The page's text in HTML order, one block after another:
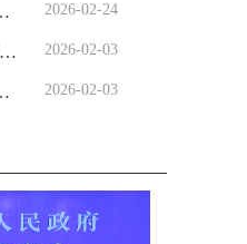
2026-02-24
2026-02-03
2026-02-03